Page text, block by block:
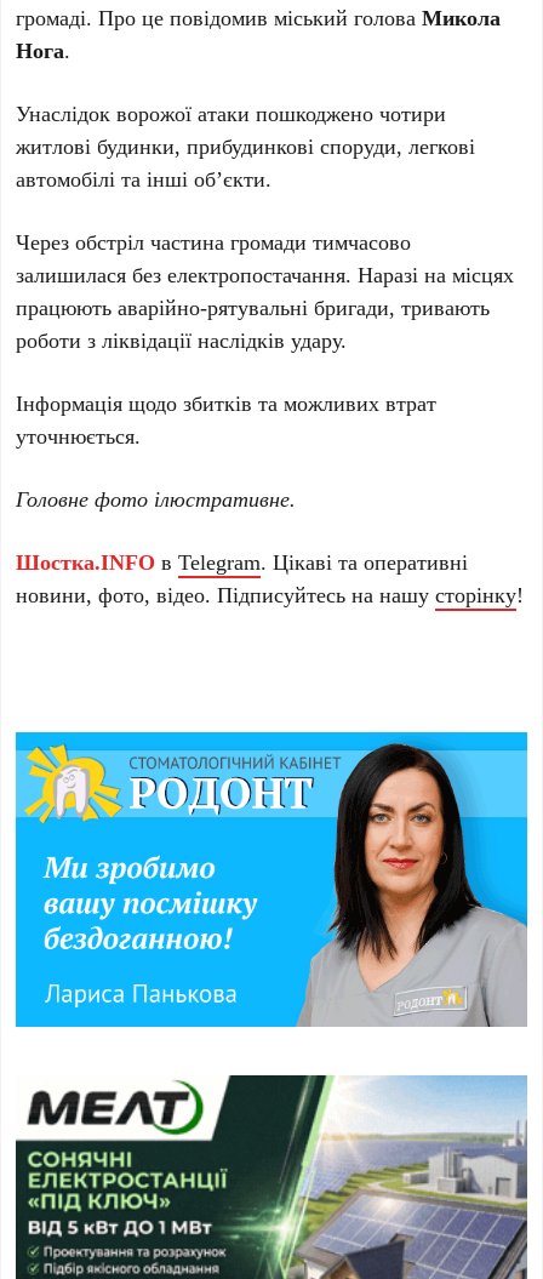
громаді. Про це повідомив міський головаМикола
Нога.
Унаслідок ворожої атаки пошкоджено чотири
житлові будинки, прибудинкові споруди, легкові
автомобілі та інші об’єкти.
Через обстріл частина громади тимчасово
залишилася без електропостачання. Наразі на місцях
працюють аварійно-рятувальні бригади, тривають
роботи з ліквідації наслідків удару.
Інформація щодо збитків та можливих втрат
уточнюється.
Головне фото ілюстративне.
Шостка.INFO вTelegram. Цікаві та оперативні
новини, фото, відео. Підписуйтесь на нашусторінку!